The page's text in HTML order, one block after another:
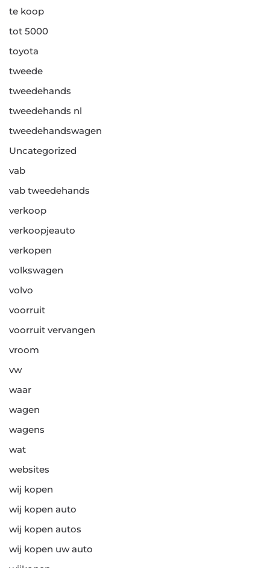
te koop
tot 5000
toyota
tweede
tweedehands
tweedehands nl
tweedehandswagen
Uncategorized
vab
vab tweedehands
verkoop
verkoopjeauto
verkopen
volkswagen
volvo
voorruit
voorruit vervangen
vroom
vw
waar
wagen
wagens
wat
websites
wij kopen
wij kopen auto
wij kopen autos
wij kopen uw auto